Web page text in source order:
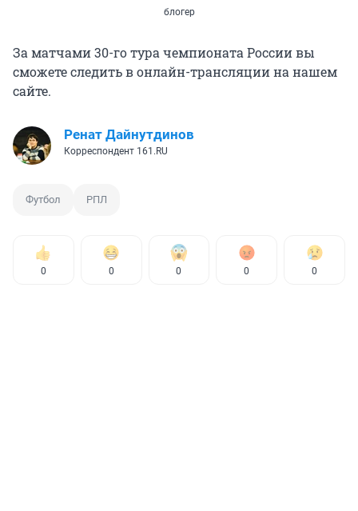
блогер
За матчами 30-го тура чемпионата России вы
сможете следить в онлайн-трансляции на нашем
сайте.
Ренат Дайнутдинов
Корреспондент 161.RU
Футбол РПЛ
0 0 0 0 0